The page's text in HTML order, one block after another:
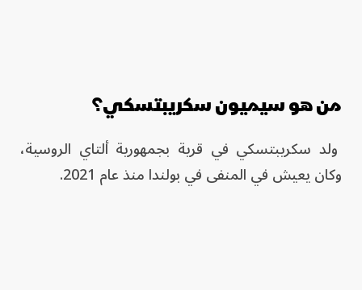
من هو سيميون سكريبتسكي؟
ولد سكريبتسكي في قرية بجمهورية ألتاي الروسية،
وكان يعيش في المنفى في بولندا منذ عام 2021.